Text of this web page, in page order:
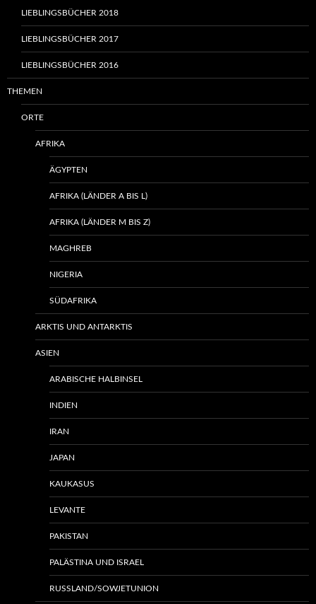
LIEBLINGSBÜCHER 2018
LIEBLINGSBÜCHER 2017
LIEBLINGSBÜCHER 2016
THEMEN
ORTE
AFRIKA
ÄGYPTEN
AFRIKA (LÄNDER A BIS L)
AFRIKA (LÄNDER M BIS Z)
MAGHREB
NIGERIA
SÜDAFRIKA
ARKTIS UND ANTARKTIS
ASIEN
ARABISCHE HALBINSEL
INDIEN
IRAN
JAPAN
KAUKASUS
LEVANTE
PAKISTAN
PALÄSTINA UND ISRAEL
RUSSLAND/SOWJETUNION